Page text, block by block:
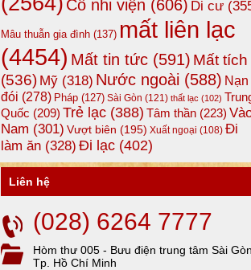
Cô nhi viện (606) Di cư
Mâu thuẫn gia đình (137) mất liên lạc
(4454) Mất tin tức (591) Mất tích
(536) Mỹ (318) Nước ngoài (588) Nạn
đói (278) Pháp (127) Sài Gòn (121) thất lạc (102)
Quốc (209) Trẻ lạc (388) Tâm thần (223)
Nam (301) Vượt biên (195) Xuất ngoại (108) Đi
làm ăn (328) Đi lạc (402)
Liên hệ
(028) 6264 7777
Hòm thư 005 - Bưu điện trung tâm Sài Gòn,
Tp. Hồ Chí Minh